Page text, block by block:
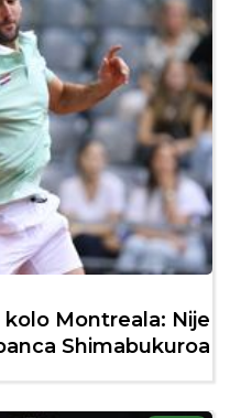
Montreala: Nije
Shimabukuroa